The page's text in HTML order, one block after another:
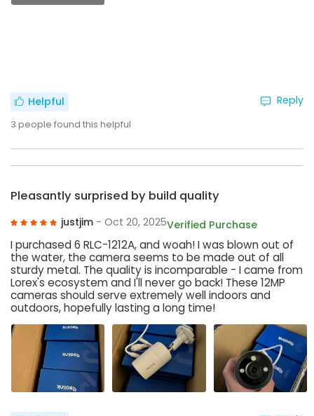
Helpful
3 people found this helpful
Reply
Pleasantly surprised by build quality
justjim - Oct 20, 2025Verified Purchase
I purchased 6 RLC-1212A, and woah! I was blown out of
the water, the camera seems to be made out of all
sturdy metal. The quality is incomparable - I came from
Lorex's ecosystem and I'll never go back! These 12MP
cameras should serve extremely well indoors and
outdoors, hopefully lasting a long time!